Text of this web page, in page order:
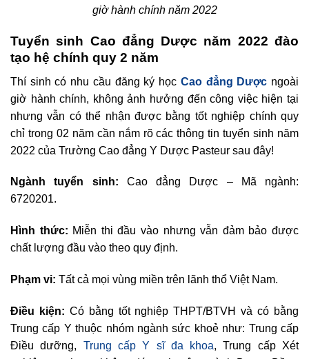
giờ hành chính năm 2022
Tuyển sinh Cao đẳng Dược năm 2022 đào
tạo hệ chính quy 2 năm
Thí sinh có nhu cầu đăng ký học Cao đẳng Dược ngoài
giờ hành chính, không ảnh hưởng đến công việc hiện tại
nhưng vẫn có thể nhận được bằng tốt nghiệp chính quy
chỉ trong 02 năm cần nắm rõ các thông tin tuyển sinh năm
2022 của Trường Cao đẳng Y Dược Pasteur sau đây!
Ngành tuyển sinh: Cao đẳng Dược – Mã ngành:
6720201.
Hình thức: Miễn thi đầu vào nhưng vẫn đảm bảo được
chất lượng đầu vào theo quy định.
Phạm vi: Tất cả mọi vùng miền trên lãnh thổ Việt Nam.
Điều kiện: Có bằng tốt nghiệp THPT/BTVH và có bằng
Trung cấp Y thuộc nhóm ngành sức khoẻ như: Trung cấp
Điều dưỡng, Trung cấp Y sĩ đa khoa, Trung cấp Xét